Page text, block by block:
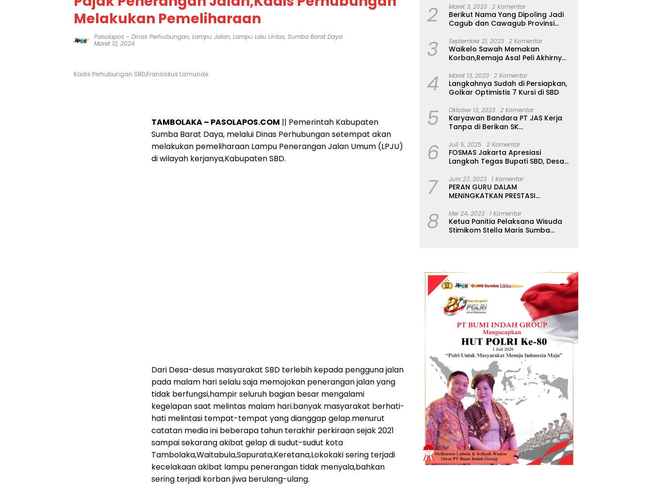
Melakukan Pemeliharaan
Pasolapos - Dinas Perhubungan, Lampu Jalan, Lampu Lalu Lintas, Sumba Barat Daya
Maret 12, 2024
Kadis Perhubungan SBD,Fransiskus Lamunde.
TAMBOLAKA – PASOLAPOS.COM || Pemerintah Kabupaten
Sumba Barat Daya, melalui Dinas Perhubungan setempat akan
melakukan pemeliharaan Lampu Penerangan Jalan Umum (LPJU)
di wilayah kerjanya,Kabupaten SBD.
Dari Desa-desus masyarakat SBD terlebih kepada pengguna jalan
pada malam hari selalu saja memojokan penerangan jalan yang
tidak berfungsi,hampir seluruh bagian besar mengalami
kegelapan saat melintas malam hari.banyak masyarakat berhati-
hati melintasi tempat-tempat yang dianggap gelap.menurut
catatan media ini beberapa tahun terakhir perkiraan sejak 2021
sampai sekarang akibat gelap di sudut-sudut kota
Tambolaka,Waitabula,Sapurata,Keretana,Lokokaki sering terjadi
kecelakaan akibat lampu penerangan tidak menyala,bahkan
sering terjadi korban jiwa berulang-ulang.
2 Maret 3, 2023 2 Komentar
Berikut Nama Yang Dipoling Jadi
Cagub dan Cawagub Provinsi
3 September 21, 2023 2 Komentar
Waikelo Sawah Memakan
Korban,Remaja Asal Peli Akhirnya
4 Maret 13, 2023 2 Komentar
Langkahnya Sudah di Persiapkan,
Golkar Optimistis 7 Kursi di SBD
5 Oktober 13, 2023 2 Komentar
Karyawan Bandara PT JAS Kerja
Tanpa di Berikan SK
Tangan Tanpa di Bacakan Isinya
6 Juli 5, 2025 2 Komentar
FOSMAS Jakarta Apresiasi
Langkah Tegas Bupati SBD, Desak
7 Juni 27, 2023 1 Komentar
PERAN GURU DALAM
MENINGKATKAN PRESTASI
8 Mei 24, 2023 1 Komentar
Ketua Panitia Pelaksana Wisuda
Stimikom Stella Maris Sumba